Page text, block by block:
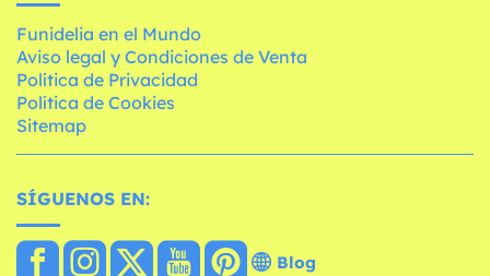
Funidelia en el Mundo
Aviso legal y Condiciones de Venta
Política de Privacidad
Política de Cookies
Sitemap
SÍGUENOS EN:
Blog